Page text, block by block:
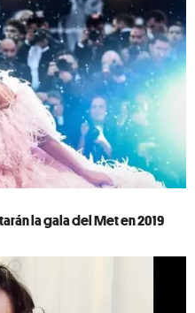
la gala del Met en 2019